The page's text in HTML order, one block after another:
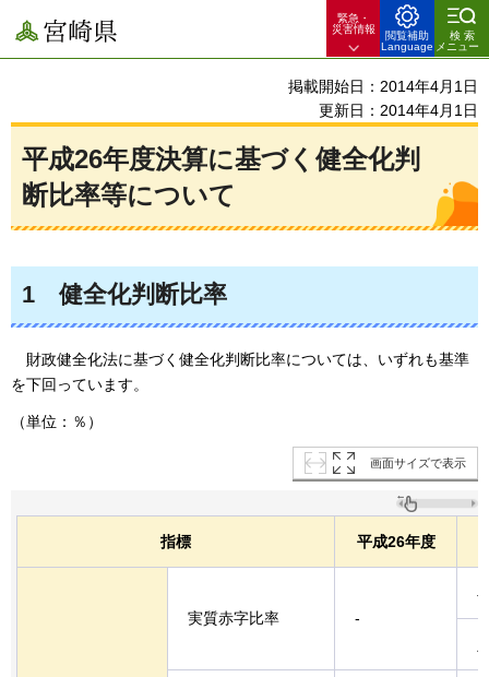
宮崎県
緊急・
災害情報
閲覧補助
Language
検索
メニュー
掲載開始日：2014年4月1日
更新日：2014年4月1日
平成26年度決算に基づく健全化判
断比率等について
1 健全化判断比率
財政健全化法に基づく健全化判断比率については、 いずれも基準
を下回っています。
（単位：％）
画面サイズで表示
指標 平成26年度
実質赤字比率 -